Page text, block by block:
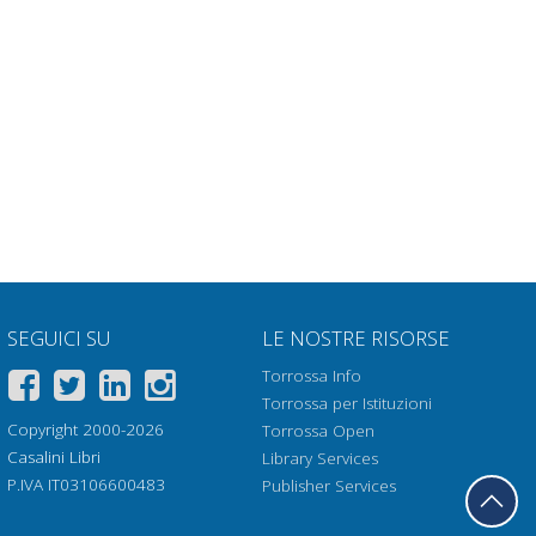
SEGUICI SU
Copyright 2000-2026
Casalini Libri
P.IVA IT03106600483
LE NOSTRE RISORSE
Torrossa Info
Torrossa per Istituzioni
Torrossa Open
Library Services
Publisher Services